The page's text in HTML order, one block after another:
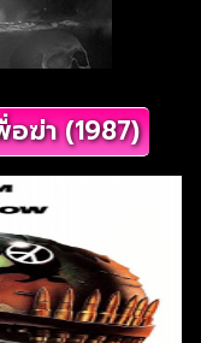
ฆ่า (1987)